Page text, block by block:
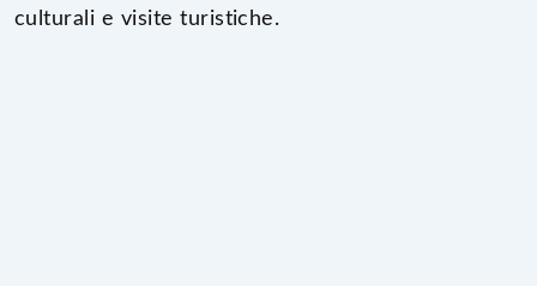
culturali e visite turistiche.